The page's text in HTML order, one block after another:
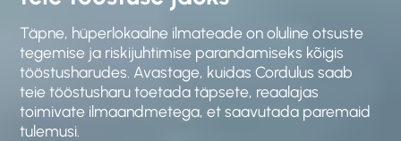
Täpne, hüperlokaalne ilmateade on oluline otsuste
tegemise ja riskijuhtimise parandamiseks kõigis
tööstusharudes. Avastage, kuidas Cordulus saab
teie tööstusharu toetada täpsete, reaalajas
toimivate ilmaandmetega, et saavutada paremaid
tulemusi.